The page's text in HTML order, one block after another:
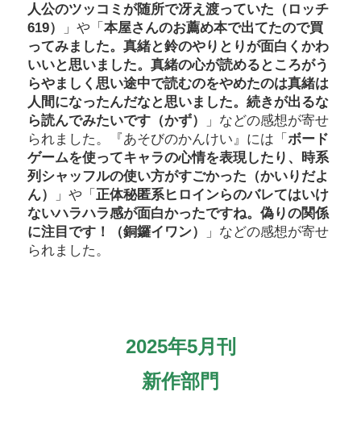
人公のツッコミが随所で冴え渡っていた（ロッチ
619）
」や「 本屋さんのお薦め本で出てたので買
ってみました。真緒と鈴のやりとりが面白くかわ
いいと思いました。真緒の心が読めるところがう
らやましく思い途中で読むのをやめたのは真緒は
人間になったんだなと思いました。続きが出るな
ら読んでみたいです（かず）
」などの感想が寄せ
られました。『あそびのかんけい』には「 ボード
ゲームを使ってキャラの心情を表現したり、時系
列シャッフルの使い方がすごかった（かいりだよ
ん）
」や「 正体秘匿系ヒロインらのバレてはいけ
ないハラハラ感が面白かったですね。偽りの関係
に注目です！（銅鑼イワン）
」などの感想が寄せ
られました。
2025年5月刊
新作部門